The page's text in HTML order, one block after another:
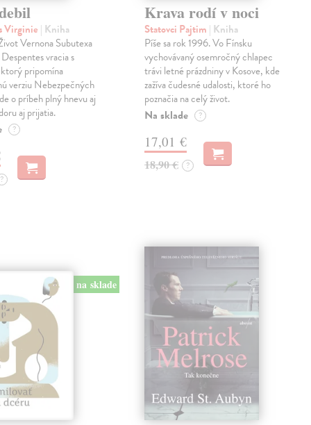
Virginie | Kniha
Vernona Subutexa
vracia s
pripomína
verziu Nebezpečných
o príbeh plný hnevu aj
aj prijatia.
?
?
Krava rodí v noci
Statovci Pajtim | Kniha
Píše sa rok 1996. Vo Fínsku
vychovávaný osemročný chlapec
trávi letné prázdniny v Kosove, kde
zažíva čudesné udalosti, ktoré ho
poznačia na celý život.
Na sklade ?
17,01 €
18,90 € ?
na sklade